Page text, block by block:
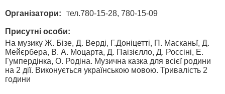
Організатори: тел.780-15-28, 780-15-09
Присутні особи:
На музику Ж. Бізе, Д. Верді, Г.Доніцетті, П. Масканьї, Д.
Мейєрбера, В. А. Моцарта, Д. Паізієлло, Д. Россіні, Е.
Гумпердінка, О. Родіна. Музична казка для всієї родини
на 2 дії. Виконується українською мовою. Тривалість 2
години